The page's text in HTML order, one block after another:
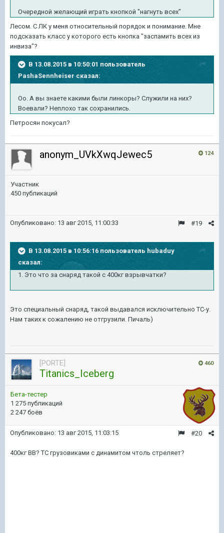
Очередной желающий играть кнопкой "нагнуть всех"
Лесом. С ЛК у меня относительный порядок и понимание. Мне
подсказать класс у которого есть кнопка "заспамить всех из
инвиза"?
В 13.08.2015 в 10:50:01 пользователь
PashaSennheiser сказал:
Оо. А вы знаете какими были линкоры? Служили на них?
Воевали? Неплохо так сохранились.
Петросян покусал?
124
anonym_UVkXwqJewec5
Участник
450 публикаций
#19
Опубликовано: 13 авг 2015, 11:00:33
В 13.08.2015 в 10:56:16 пользователь hubaduy
сказал:
1. Это что за снаряд такой с 400кг взрывчатки?
Это специальный снаряд, такой выдавался исключительно ТС-у.
Нам таких к сожалению не отгрузили. Пичаль)
460
[PORTE]
Titanics_Iceberg
Бета-тестер
1 275 публикаций
2 247 боёв
#20
Опубликовано: 13 авг 2015, 11:03:15
400кг ВВ? ТС грузовиками с динамитом чтоль стреляет?